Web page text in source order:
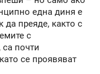
една диня е
да преяде, както с
с
почти
се проявяват